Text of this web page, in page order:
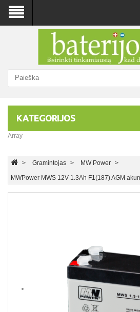
KATEGORIJOS
Array
Gramintojas MW Power
MWPower MWS 12V 1.3Ah F1(187) AGM